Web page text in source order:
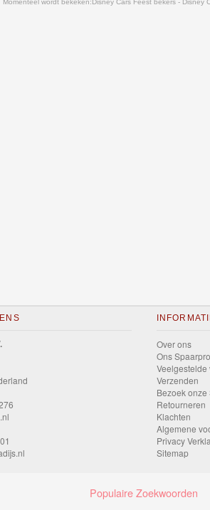
Momenteel wordt bekeken:Disney Cars Feest bekers - Disney
Over ons
Ons
Veelgestelde
Verzenden
Bezoek onze
Retourneren
Klachten
Algemene
Privacy
Sitemap
Populaire Zoekwoorden